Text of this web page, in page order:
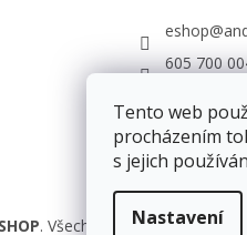
Tento web
procházením
s jejich
Nastavení
eshop@
605 700
. Všechna práva vyhrazena.